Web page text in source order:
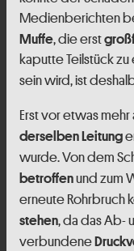
Medienberichten
Muffe, die erst
kaputte Teilstück
sein wird, ist
Erst vor etwas
derselben Leitung
wurde. Von dem
betroffenund zum
erneute Rohrbruch
stehen, da das Ab-
verbundene